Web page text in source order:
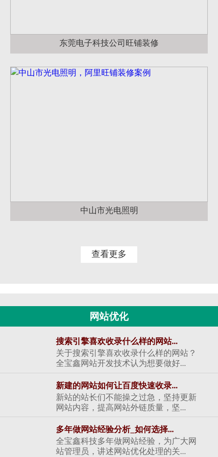
东莞电子科技公司旺铺装修
中山市光电照明
查看更多
网站优化
搜索引擎喜欢收录什么样的网站...
关于搜索引擎喜欢收录什么样的网站？
全宝鑫网站开发技术认为想要做好...
新建的网站如何让百度快速收录...
新站的站长们不能操之过急，坚持更新
网站内容，提高网站外链质量，坚...
多年做网站经验分析_如何选择...
全宝鑫科技多年做网站经验，为广大网
站管理员，讲述网站优化处理的关...